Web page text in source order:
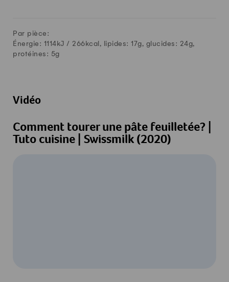
Par pièce:
Énergie: 1114kJ / 266 kcal, lipides: 17g, glucides: 24g,
protéines: 5g
Vidéo
Comment tourer une pâte feuilletée? |
Tuto cuisine | Swissmilk (2020)